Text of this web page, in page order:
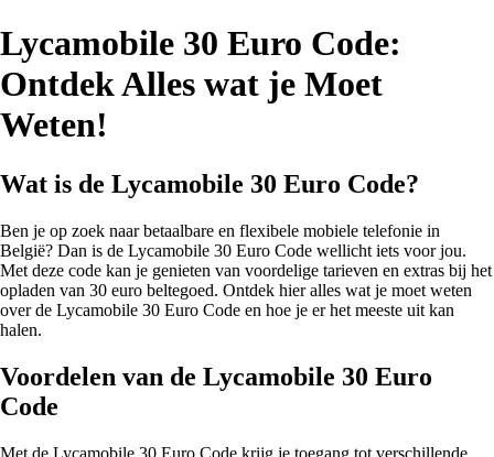
Lycamobile 30 Euro Code:
Ontdek Alles wat je Moet
Weten!
Wat is de Lycamobile 30 Euro Code?
Ben je op zoek naar betaalbare en flexibele mobiele telefonie in
België? Dan is de Lycamobile 30 Euro Code wellicht iets voor jou.
Met deze code kan je genieten van voordelige tarieven en extras bij het
opladen van 30 euro beltegoed. Ontdek hier alles wat je moet weten
over de Lycamobile 30 Euro Code en hoe je er het meeste uit kan
halen.
Voordelen van de Lycamobile 30 Euro
Code
Met de Lycamobile 30 Euro Code krijg je toegang tot verschillende